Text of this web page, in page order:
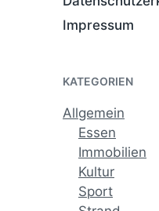
Impressum
KATEGORIEN
Allgemein
Essen
Immobilien
Kultur
Sport